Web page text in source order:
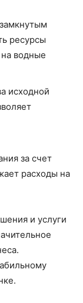
ресурсы
водные
исходной
за счет
расходы на
и услуги